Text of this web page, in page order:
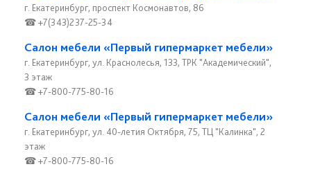
г. Екатеринбург, проспект Космонавтов, 86
☎ +7(343)237-25-34
Салон мебели «Первый гипермаркет мебели»
г. Екатеринбург, ул. Краснолесья, 133, ТРК "Академический",
3 этаж
☎ +7-800-775-80-16
Салон мебели «Первый гипермаркет мебели»
г. Екатеринбург, ул. 40-летия Октября, 75, ТЦ "Калинка", 2
этаж
☎ +7-800-775-80-16